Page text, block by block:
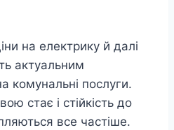
на електрику й далі
актуальним
комунальні послуги.
стає і стійкість до
все частіше.